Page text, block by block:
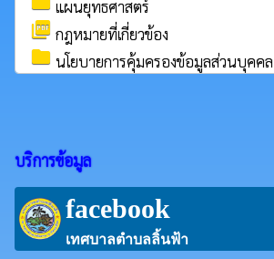
แผนยุทธศาสตร์
picture_as_pdf กฎหมายที่เกี่ยวข้อง
folder นโยบายการคุ้มครองข้อมูลส่วนบุคคล
บริการข้อมูล
facebook
เทศบาลตำบลลิ้นฟ้า